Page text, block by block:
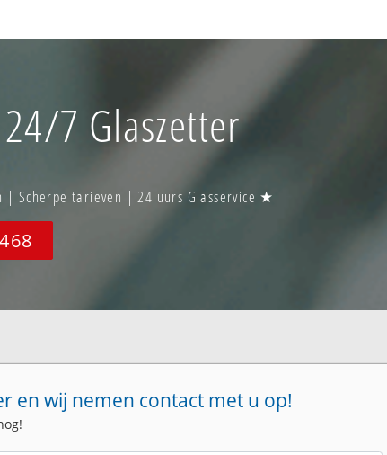
7 Glaszetter
Scherpe tarieven | 24 uurs Glasservice ★
en wij nemen contact met u op!